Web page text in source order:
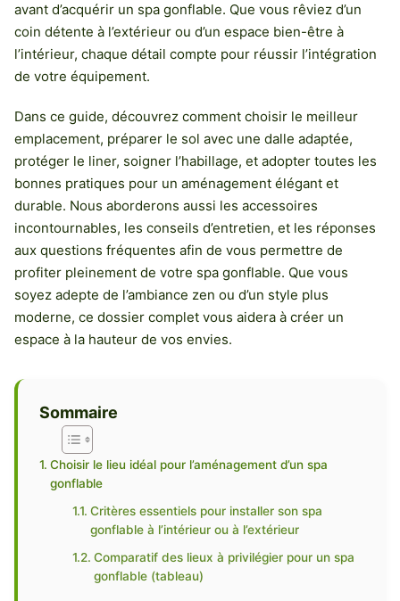
avant d’acquérir un spa gonflable. Que vous rêviez d’un
coin détente à l’extérieur ou d’un espace bien-être à
l’intérieur, chaque détail compte pour réussir l’intégration
de votre équipement.
Dans ce guide, découvrez comment choisir le meilleur
emplacement, préparer le sol avec une dalle adaptée,
protéger le liner, soigner l’habillage, et adopter toutes les
bonnes pratiques pour un aménagement élégant et
durable. Nous aborderons aussi les accessoires
incontournables, les conseils d’entretien, et les réponses
aux questions fréquentes afin de vous permettre de
profiter pleinement de votre spa gonflable. Que vous
soyez adepte de l’ambiance zen ou d’un style plus
moderne, ce dossier complet vous aidera à créer un
espace à la hauteur de vos envies.
Sommaire
Choisir le lieu idéal pour l’aménagement d’un spa
gonflable
Critères essentiels pour installer son spa
gonflable à l’intérieur ou à l’extérieur
Comparatif des lieux à privilégier pour un spa
gonflable (tableau)